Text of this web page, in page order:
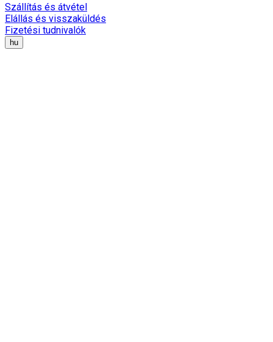
Szállítás és átvétel
Elállás és visszaküldés
Fizetési tudnivalók
hu